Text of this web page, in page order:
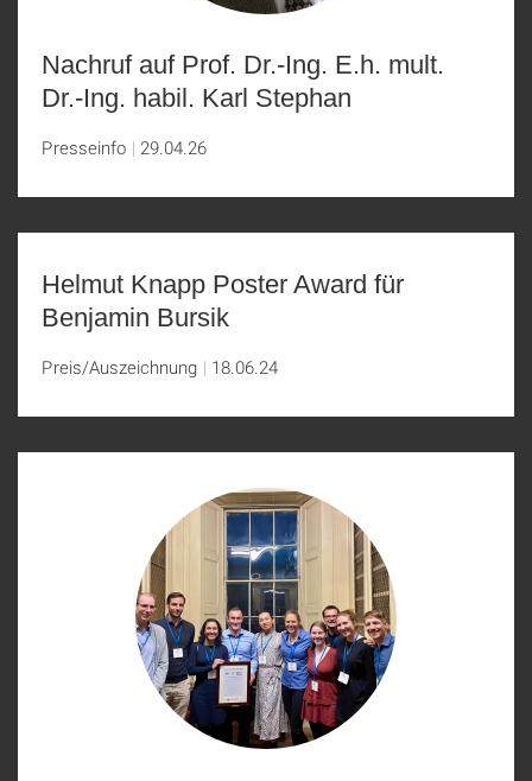
Nachruf auf Prof. Dr.-Ing. E.h. mult.
Dr.-Ing. habil. Karl Stephan
Presseinfo 29.04.26
Helmut Knapp Poster Award für
Benjamin Bursik
Preis/Auszeichnung 18.06.24